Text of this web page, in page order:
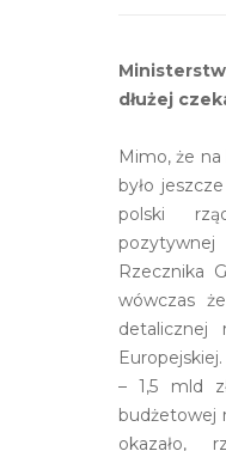
dłużej
Mimo, że
było
polski
Rzecznika
wówczas
detalicznej
– 1,5 mld
budżetowej
okazało,